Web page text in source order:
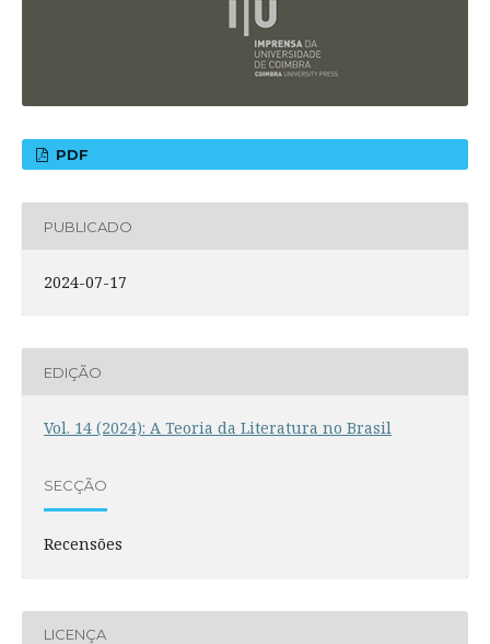
PDF
PUBLICADO
2024-07-17
EDIÇÃO
Vol. 14 (2024): A Teoria da Literatura no Brasil
SECÇÃO
Recensões
LICENÇA